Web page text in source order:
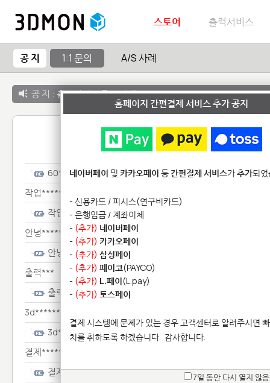
스토어 출력서비스
공 지 1:1 문의 A/S 사례
공 지 : 출력서비스 종료 안내
1:1 문
60***********************
작업************
작업************
안녕************
안녕************
출력***
출력***
3d**********
3d**********
결제*********
결제*********
홈페이지 간편결제 서비스 추가 공지
네이버페이 및 카카오페이 등간편결제 서비스가추가되
- 신용카드 / 피시스(연구비카드)
- 은행입금 / 계좌이체
- (추가) 네이버페이
- (추가) 카카오페이
- (추가) 삼성페이
- (추가) 페이코(PAYCO)
- (추가) L.페이(L.pay)
- (추가) 토스페이
결제 시스템에 문제가 있는 경우 고객센터로 알려주시면
치를 취하도록 하겠습니다. 감사합니다.
7일 동안 다시 열지 않음